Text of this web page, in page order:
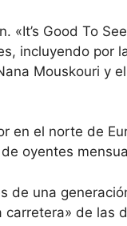
«It’s Good To
incluyendo por
Mouskouri y
en el norte de
oyentes
de una
de las